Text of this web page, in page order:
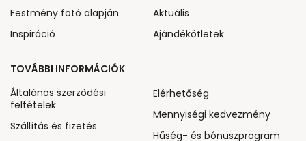
Festmény fotó alapján
Inspiráció
Aktuális
Ajándékötletek
TOVÁBBI INFORMÁCIÓK
Általános szerződési
feltételek
Szállítás és fizetés
Elérhetőség
Mennyiségi kedvezmény
Hűség- és bónuszprogram